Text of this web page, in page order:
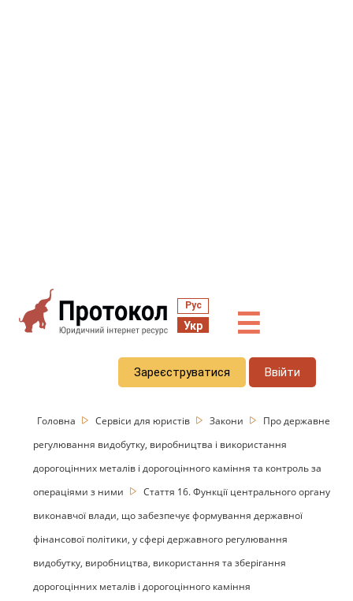
Рус
Укр ☰
Зареєструватися Ввійти
Головна Сервіси для юристів Закони
Про державне
регулювання видобутку, виробництва і використання
дорогоцінних металів і дорогоцінного каміння та контроль за
операціями з ними
Стаття 16. Функції центрального органу
виконавчої влади, що забезпечує формування державної
фінансової політики, у сфері державного регулювання
видобутку, виробництва, використання та зберігання
дорогоцінних металів і дорогоцінного каміння